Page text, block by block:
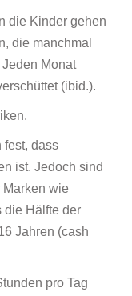
die Kinder gehen
die manchmal
Monat
(ibid.).
fest, dass
ist. Jedoch sind
wie
die Hälfte der
Jahren (cash
pro Tag